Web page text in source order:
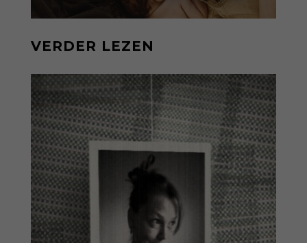
VERDER LEZEN